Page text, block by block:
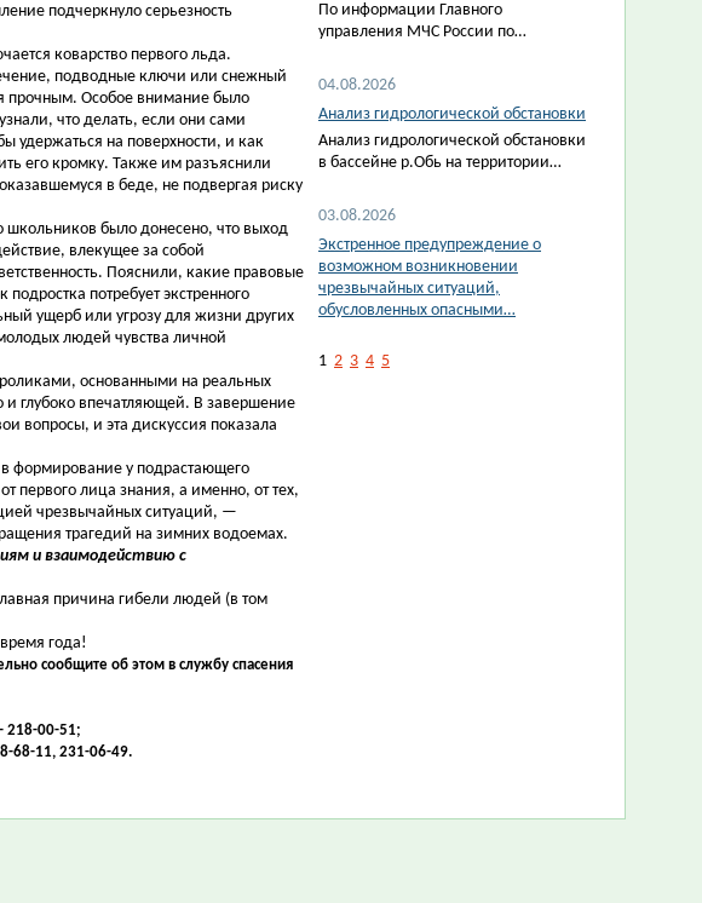
подчеркнуло серьезность
коварство первого льда.
подводные ключи или снежный
прочным. Особое внимание было
что делать, если они сами
удержаться на поверхности, и как
его кромку. Также им разъяснили
в беде, не подвергая риску
школьников было донесено, что выход
влекущее за собой
Пояснили, какие правовые
потребует экстренного
ущерб или угрозу для жизни других
людей чувства личной
основанными на реальных
глубоко впечатляющей. В завершение
вопросы, и эта дискуссия показала
формирование у подрастающего
первого лица знания, а именно, от тех,
чрезвычайных ситуаций, —
трагедий на зимних водоемах.
и взаимодействию с
причина гибели людей (в том
года!
сообщите об этом в службу спасения
218-00-51;
68-11, 231-06-49.
По информации Главного
управления МЧС России по…
04.08.2026
Анализ гидрологической обстановки
Анализ гидрологической обстановки
в бассейне р.Обь на территории…
03.08.2026
Экстренное предупреждение о
возможном возникновении
чрезвычайных ситуаций,
обусловленных опасными…
1 2 3 4 5